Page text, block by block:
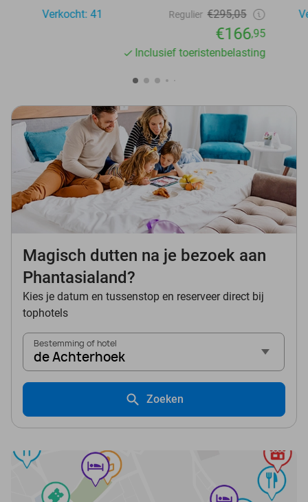
Verkocht: 41
Regulier €295,05
€166,95
Inclusief toeristenbelasting
Magisch dutten na je bezoek aan
Phantasialand?
Kies je datum en tussenstop en reserveer direct bij
tophotels
Bestemming of hotel
de Achterhoek
Zoeken